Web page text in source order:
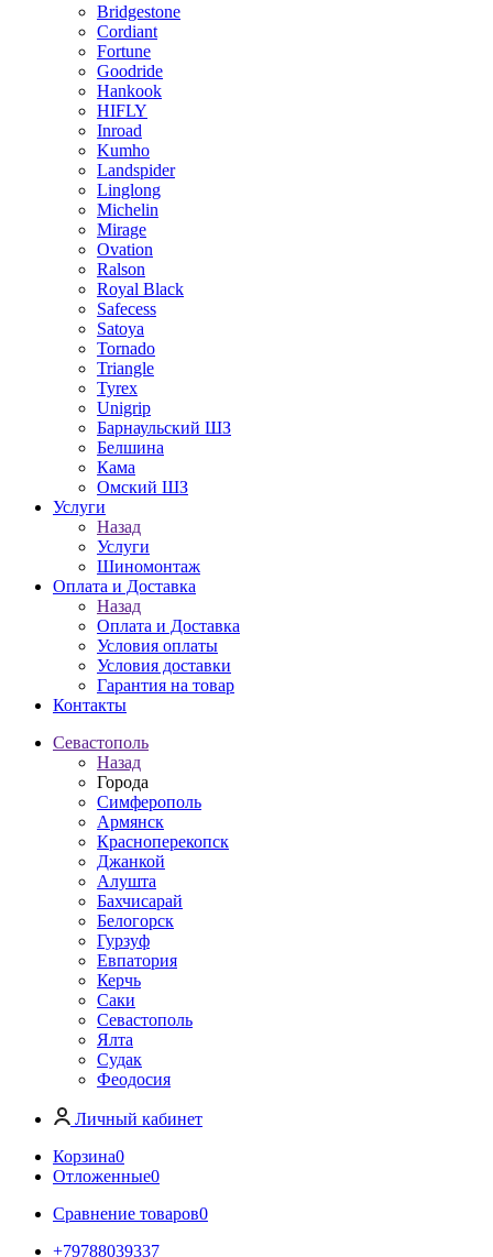
Bridgestone
Cordiant
Fortune
Goodride
Hankook
HIFLY
Inroad
Kumho
Landspider
Linglong
Michelin
Mirage
Ovation
Ralson
Royal Black
Safecess
Satoya
Tornado
Triangle
Tyrex
Unigrip
Барнаульский ШЗ
Белшина
Кама
Омский ШЗ
Услуги
Назад
Услуги
Шиномонтаж
Оплата и Доставка
Назад
Оплата и Доставка
Условия оплаты
Условия доставки
Гарантия на товар
Контакты
Севастополь
Назад
Города
Симферополь
Армянск
Красноперекопск
Джанкой
Алушта
Бахчисарай
Белогорск
Гурзуф
Евпатория
Керчь
Саки
Севастополь
Ялта
Судак
Феодосия
Личный кабинет
Корзина0
Отложенные0
Сравнение товаров0
+79788039337